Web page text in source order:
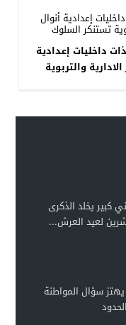
داخليات إعدادية
والتربوية
يخلد الذكرى
لعيد العرش...
سؤال المواطنة